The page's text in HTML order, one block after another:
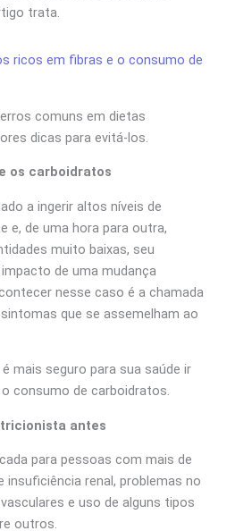
trata.
ricos em fibras e o consumo de
comuns em dietas
dicas para evitá-los.
os carboidratos
a ingerir altos níveis de
e, de uma hora para outra,
muito baixas, seu
de uma mudança
nesse caso é a chamada
que se assemelham ao
mais seguro para sua saúde ir
consumo de carboidratos.
antes
para pessoas com mais de
insuficiência renal, problemas no
e uso de alguns tipos
outros.